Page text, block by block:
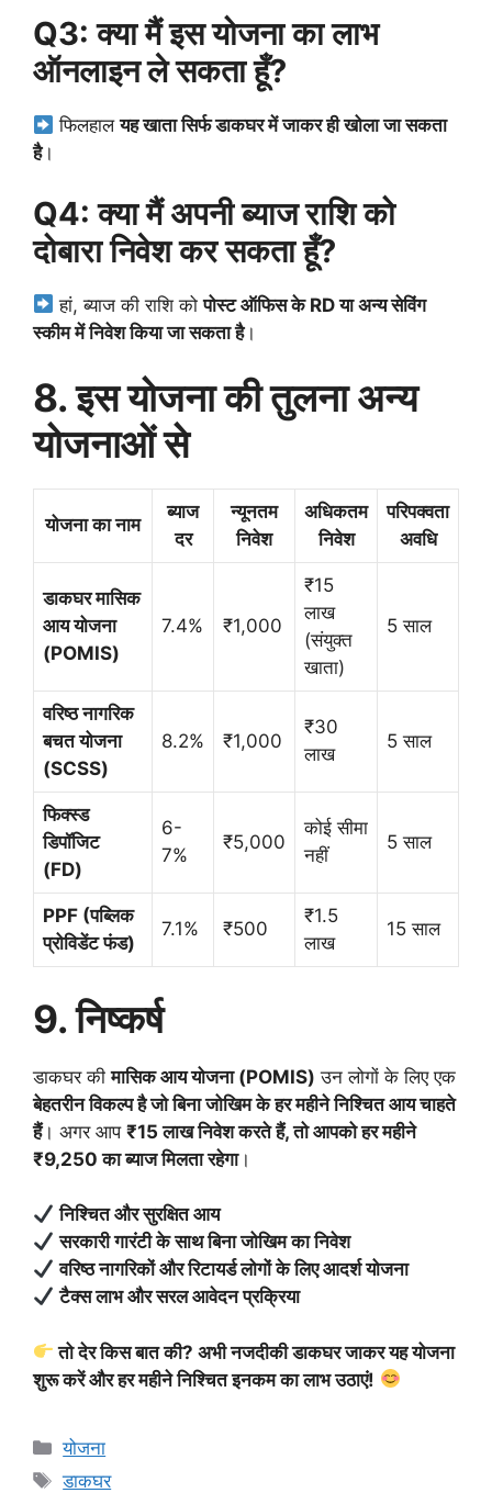
Q3: क्या मैं इस योजना का लाभ
ऑनलाइन ले सकता हूँ?
फिलहालयह खाता सिर्फ डाकघर में जाकर ही खोला जा सकता
है।
Q4: क्या मैं अपनी ब्याज राशि को
दोबारा निवेश कर सकता हूँ?
हां, ब्याज की राशि कोपोस्ट ऑफिस के RD या अन्य सेविंग
स्कीम में निवेश किया जा सकता है।
8. इस योजना की तुलना अन्य
योजनाओं से
योजना का नाम
ब्याज
दर
न्यूनतम
निवेश
अधिकतम
निवेश
परिपक्वता
अवधि
डाकघर मासिक
आय योजना
(POMIS)
7.4% ₹1,000
₹15
लाख
(संयुक्त
खाता)
5 साल
वरिष्ठ नागरिक
बचत योजना
(SCSS)
8.2% ₹1,000
₹30
लाख
5 साल
फिक्स्ड
डिपॉजिट
(FD)
6-
7%
₹5,000
कोई सीमा
नहीं
5 साल
PPF (पब्लिक
प्रोविडेंट फंड)
7.1% ₹500
₹1.5
लाख
15 साल
9. निष्कर्ष
डाकघर कीमासिक आय योजना (POMIS) उन लोगों के लिए एक
बेहतरीन विकल्प है जो बिना जोखिम के हर महीने निश्चित आय चाहते
हैं। अगर आप ₹15 लाख निवेश करते हैं, तो आपको हर महीने
₹9,250 का ब्याज मिलता रहेगा।
निश्चित और सुरक्षित आय
सरकारी गारंटी के साथ बिना जोखिम का निवेश
वरिष्ठ नागरिकों और रिटायर्ड लोगों के लिए आदर्श योजना
टैक्स लाभ और सरल आवेदन प्रक्रिया
तो देर किस बात की? अभी नजदीकी डाकघर जाकर यह योजना
शुरू करें और हर महीने निश्चित इनकम का लाभ उठाएं!
Categories
योजना
Tags
डाकघर